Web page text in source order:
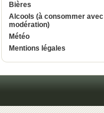
Bières
Alcools (à consommer avec
modération)
Météo
Mentions légales